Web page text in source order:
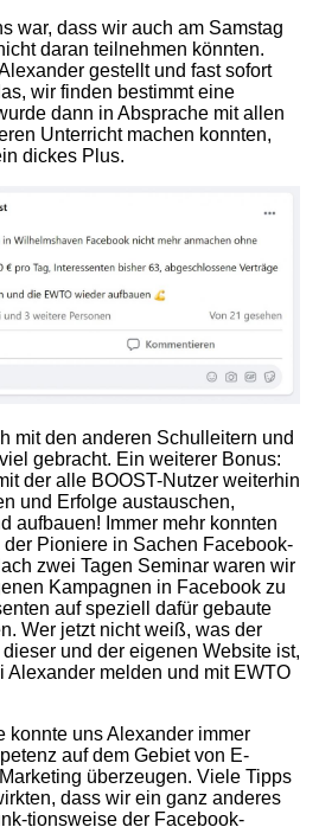
war, dass wir auch am Samstag
daran teilnehmen könnten.
gestellt und fast sofort
wir finden bestimmt eine
dann in Absprache mit allen
Unterricht machen konnten,
dickes Plus.
mit den anderen Schulleitern und
gebracht. Ein weiterer Bonus:
der alle BOOST-Nutzer weiterhin
und Erfolge austauschen,
aufbauen! Immer mehr konnten
Pioniere in Sachen Facebook-
zwei Tagen Seminar waren wir
Kampagnen in Facebook zu
auf speziell dafür gebaute
Wer jetzt nicht weiß, was der
und der eigenen Website ist,
Alexander melden und mit EWTO
konnte uns Alexander immer
auf dem Gebiet von E-
überzeugen. Viele Tipps
dass wir ein ganz anderes
tionsweise der Facebook-